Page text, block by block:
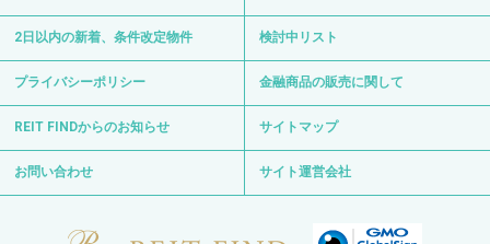
2日以内の新着、条件改定物件 検討中リスト
プライバシーポリシー 金融商品の販売に関して
REIT FINDからのお知らせ サイトマップ
お問い合わせ サイト運営会社